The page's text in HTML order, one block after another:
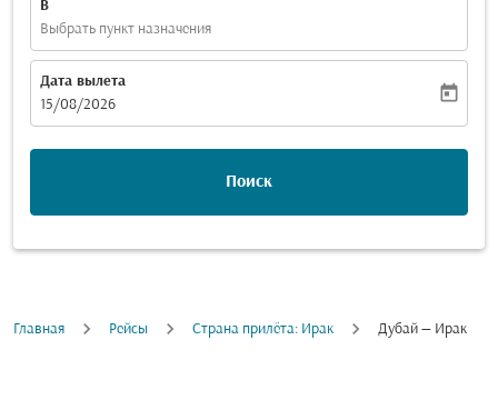
В
Выбрать пункт назначения
Дата вылета
fc-booking-departure-date-aria-label
15/08/2026
today
Поиск
Главная Рейсы Cтрана прилёта: Ирак Дубай — Ирак